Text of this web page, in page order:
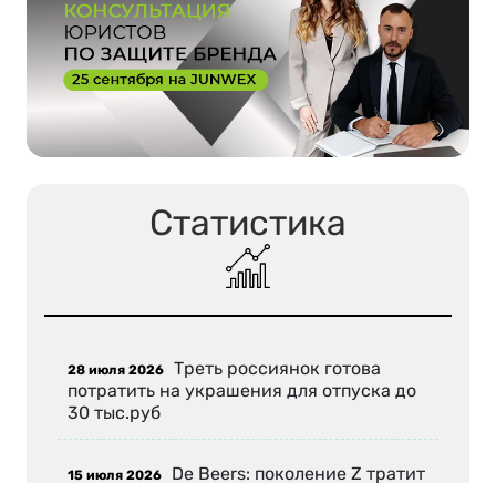
Статистика
28 июля 2026 Треть россиянок готова
потратить на украшения для отпуска до
30 тыс.руб
15 июля 2026 De Beers: поколение Z тратит